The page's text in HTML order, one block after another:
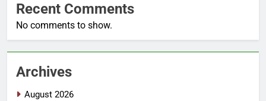
Recent Comments
No comments to show.
Archives
August 2026